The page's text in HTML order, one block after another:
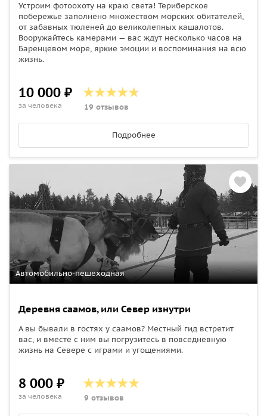
Устроим фотоохоту на краю света! Териберское
побережье заполнено множеством морских обитателей,
от забавных тюленей до великолепных кашалотов.
Вооружайтесь камерами — вас ждут несколько часов на
Баренцевом море, яркие эмоции и воспоминания на всю
жизнь.
10 000 ₽
за человека 19 отзывов
Подробнее
Автомобильно-пешеходная
Деревня саамов, или Север изнутри
А вы бывали в гостях у саамов? Местный гид встретит
вас, и вместе с ним вы погрузитесь в повседневную
жизнь на Севере с играми и угощениями.
8 000 ₽
за человека 9 отзывов